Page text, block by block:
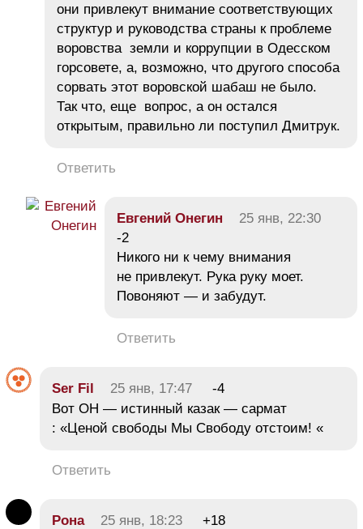
они привлекут внимание соответствующих
структур и руководства страны к проблеме
воровства земли и коррупции в Одесском
горсовете, а, возможно, что другого способа
сорвать этот воровской шабаш не было.
Так что, еще вопрос, а он остался
открытым, правильно ли поступил Дмитрук.
Ответить
Евгений Онегин
25 янв, 22:30
-2
Никого ни к чему внимания
не привлекут. Рука руку моет.
Повоняют — и забудут.
Ответить
Ser Fil 25 янв, 17:47
-4
Вот ОН — истинный казак — сармат
: «Ценой свободы Мы Свободу отстоим! «
Ответить
Рона 25 янв, 18:23
+18